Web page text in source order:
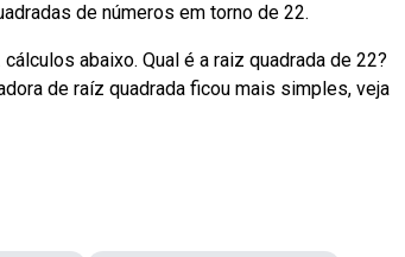
de números em torno de 22.
abaixo. Qual é a raiz quadrada de 22?
de raíz quadrada ficou mais simples, veja